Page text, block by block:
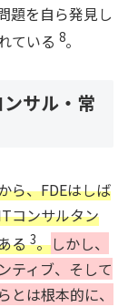
題を自ら発見し
ている 8。
サル・常
ら、FDEはしば
コンサルタン
る3。しかし、
ティブ、そして
は根本的に、